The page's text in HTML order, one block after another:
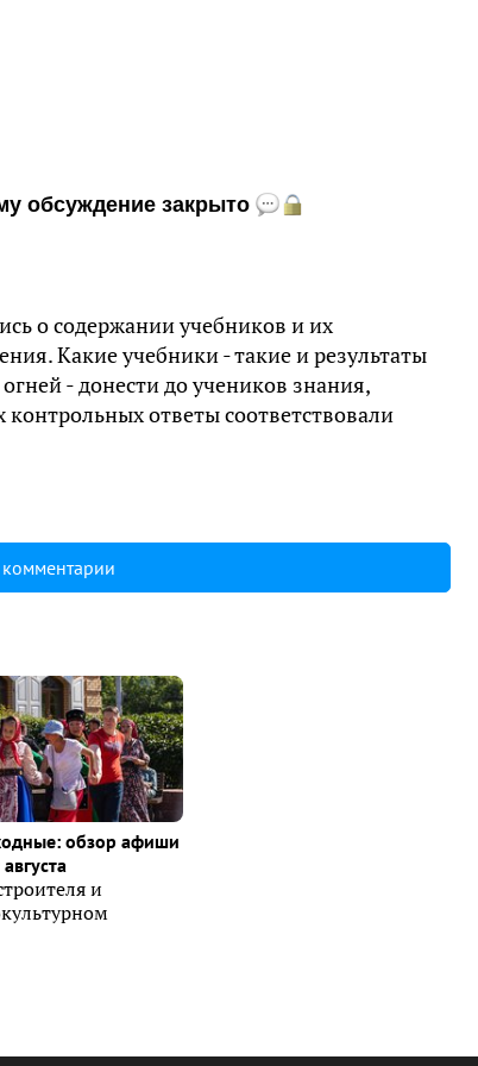
обсуждение закрыто
о содержании учебников и их
Какие учебники - такие и результаты
- донести до учеников знания,
ответы соответствовали
комментарии
обзор афиши
и